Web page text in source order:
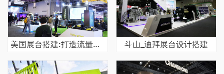
美国展台搭建:打造流量展台的实用攻略 斗山_迪拜展台设计搭建